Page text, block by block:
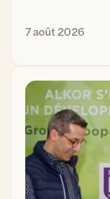
7 août 2026